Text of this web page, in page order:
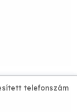
telefonszám